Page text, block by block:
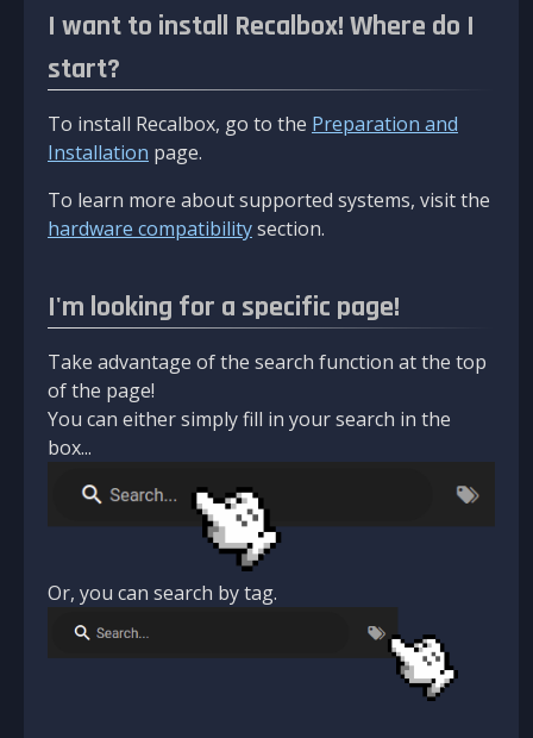
I want to install Recalbox! Where do I
start?
To install Recalbox, go to the Preparation and
Installation page.
To learn more about supported systems, visit the
hardware compatibilitysection.
I'm looking for a specific page!
Take advantage of the search function at the top
of the page!
You can either simply fill in your search in the
box...
Or, you can search by tag.